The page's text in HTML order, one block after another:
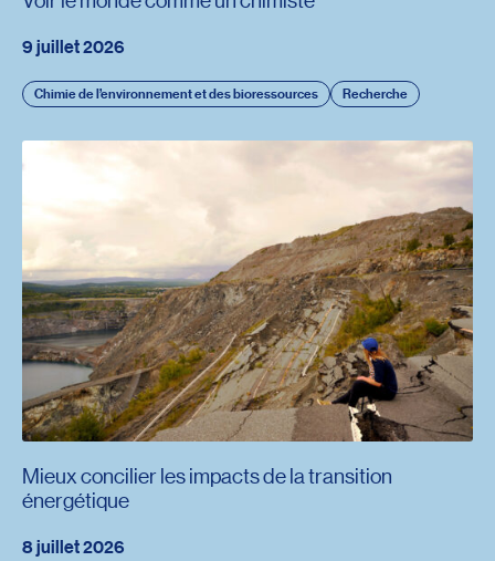
9 juillet 2026
Chimie de l’environnement et des bioressources Recherche
8 juillet 2026
Mieux concilier les impacts de la transition
énergétique